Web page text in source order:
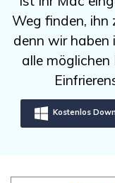
Datenverlust-
Aktuelles Thema
search
Weg finden, ihn
denn wir haben
alle
Kostenlos